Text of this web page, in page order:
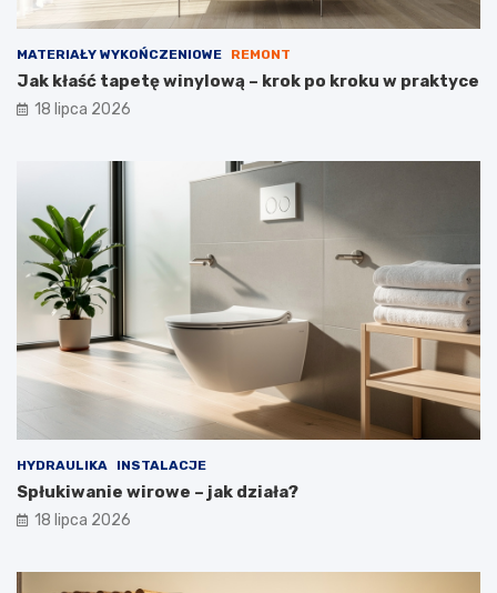
MATERIAŁY WYKOŃCZENIOWE REMONT
Jak kłaść tapetę winylową – krok po kroku w praktyce
18 lipca 2026
HYDRAULIKA INSTALACJE
Spłukiwanie wirowe – jak działa?
18 lipca 2026